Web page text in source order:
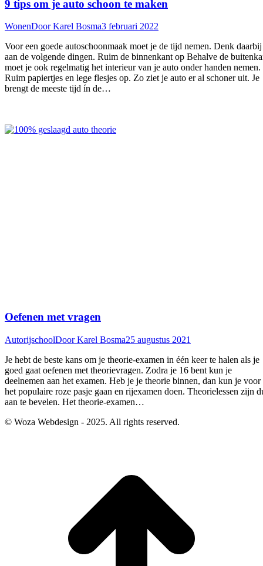
9 tips om je auto schoon te maken
WonenDoorKarel Bosma3 februari 2022
Voor een goede autoschoonmaak moet je de tijd nemen. Denk daarbij
aan de volgende dingen. Ruim de binnenkant op Behalve de
moet je ook regelmatig het interieur van je auto onder handen nemen.
Ruim papiertjes en lege flesjes op. Zo ziet je auto er al schoner uit. Je
brengt de meeste tijd ín de…
Oefenen met vragen
AutorijschoolDoorKarel Bosma25 augustus 2021
Je hebt de beste kans om je theorie-examen in één keer te halen als je
goed gaat oefenen met theorievragen. Zodra je 16 bent kun je
deelnemen aan het examen. Heb je je theorie binnen, dan kun je voor
het populaire roze pasje gaan en rijexamen doen. Theorielessen zijn
aan te bevelen. Het theorie-examen…
© Woza Webdesign - 2025. All rights reserved.